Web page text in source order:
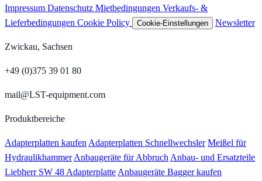
Impressum Datenschutz Mietbedingungen Verkaufs- &
Lieferbedingungen Cookie Policy Cookie-Einstellungen Newsletter
Zwickau, Sachsen
+49 (0)375 39 01 80
mail@LST-equipment.com
Produktbereiche
Adapterplatten kaufenAdapterplatten Schnellwechsler Meißel für
HydraulikhammerAnbaugeräte für AbbruchAnbau- und Ersatzteile
Liebherr SW 48 AdapterplatteAnbaugeräte Bagger kaufen